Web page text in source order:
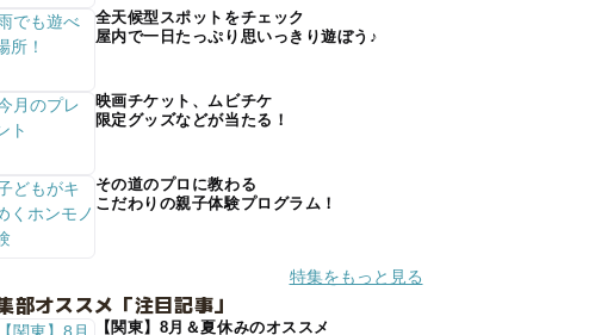
全天候型スポットをチェック
屋内で一日たっぷり思いっきり遊ぼう♪
映画チケット、ムビチケ
限定グッズなどが当たる！
その道のプロに教わる
こだわりの親子体験プログラム！
特集をもっと見る
部オススメ「注目記事」
【関東】8月＆夏休みのオススメ